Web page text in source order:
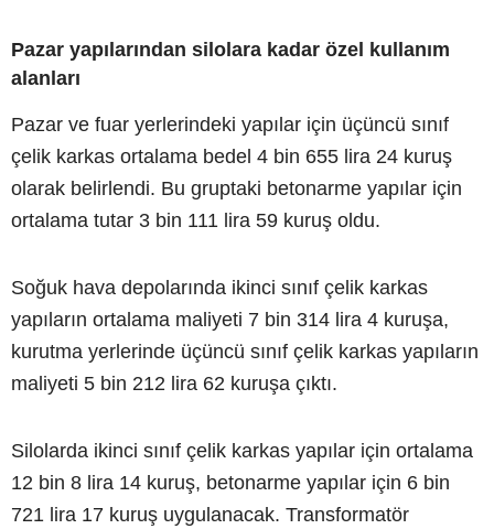
Pazar yapılarından silolara kadar özel kullanım
alanları
Pazar ve fuar yerlerindeki yapılar için üçüncü sınıf
çelik karkas ortalama bedel 4 bin 655 lira 24 kuruş
olarak belirlendi. Bu gruptaki betonarme yapılar için
ortalama tutar 3 bin 111 lira 59 kuruş oldu.
Soğuk hava depolarında ikinci sınıf çelik karkas
yapıların ortalama maliyeti 7 bin 314 lira 4 kuruşa,
kurutma yerlerinde üçüncü sınıf çelik karkas yapıların
maliyeti 5 bin 212 lira 62 kuruşa çıktı.
Silolarda ikinci sınıf çelik karkas yapılar için ortalama
12 bin 8 lira 14 kuruş, betonarme yapılar için 6 bin
721 lira 17 kuruş uygulanacak. Transformatör